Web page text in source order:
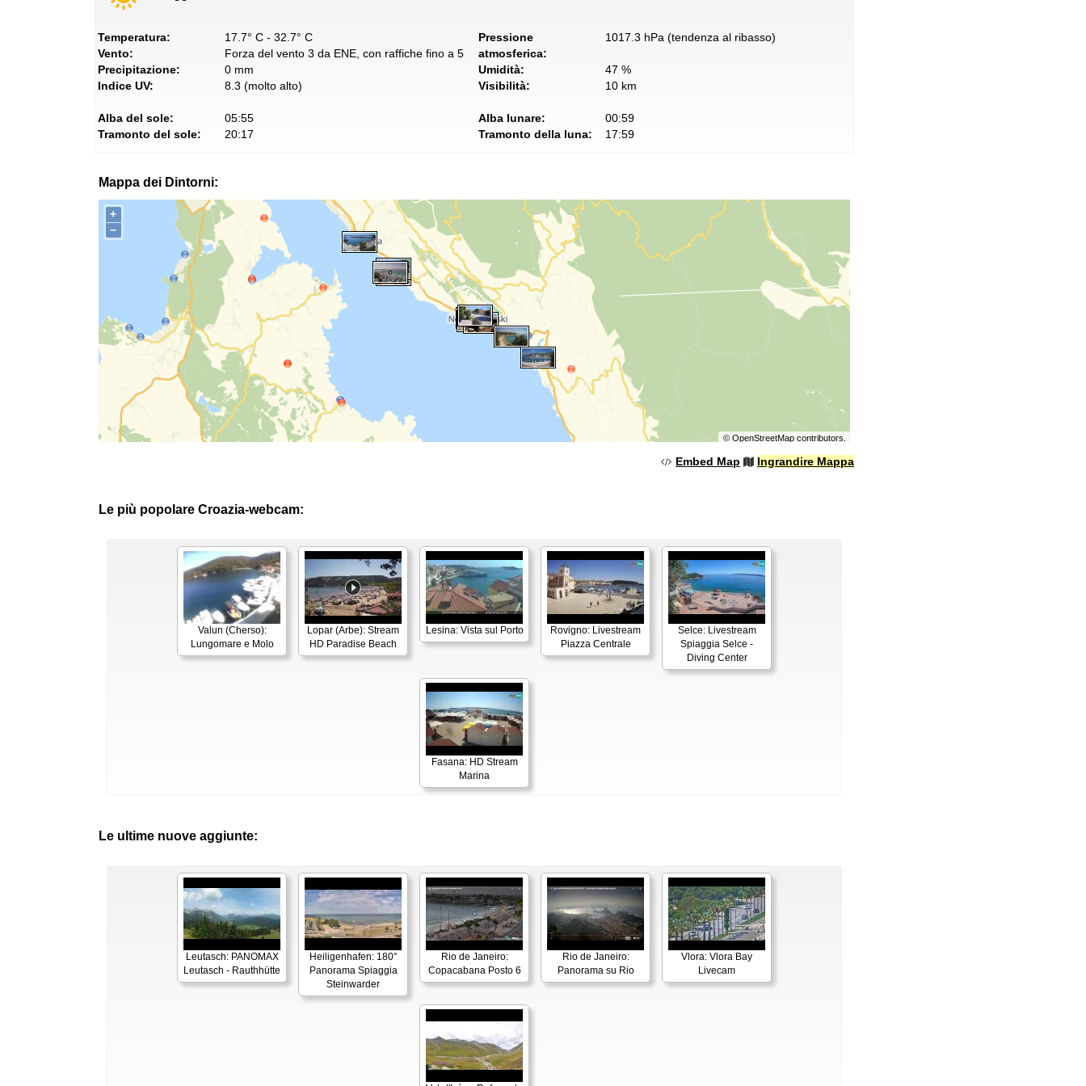
Temperatura:
17.7° C - 32.7° C
Vento:
Forza del vento 3 da ENE, con raffiche fino a 5
Precipitazione:
0 mm
Indice UV:
8.3 (molto alto)
Pressione
atmosferica:
1017.3 hPa (tendenza al ribasso)
Umidità:
47 %
Visibilità:
10 km
Alba del sole:
05:55
Tramonto del sole:
20:17
Alba lunare:
00:59
Tramonto della luna:
17:59
Mappa dei Dintorni:
+
−
© OpenStreetMapcontributors.
Embed Map Ingrandire Mappa
Le più popolare Croazia-webcam:
Valun (Cherso):
Lungomare e Molo
Lopar (Arbe): Stream
HD Paradise Beach
Lesina: Vista sul Porto
Rovigno: Livestream
Piazza Centrale
Selce: Livestream
Spiaggia Selce -
Diving Center
Fasana: HD Stream
Marina
Le ultime nuove aggiunte:
Leutasch: PANOMAX
Leutasch - Rauthhütte
Heiligenhafen: 180°
Panorama Spiaggia
Steinwarder
Rio de Janeiro:
Copacabana Posto 6
Rio de Janeiro:
Panorama su Rio
Vlora: Vlora Bay
Livecam